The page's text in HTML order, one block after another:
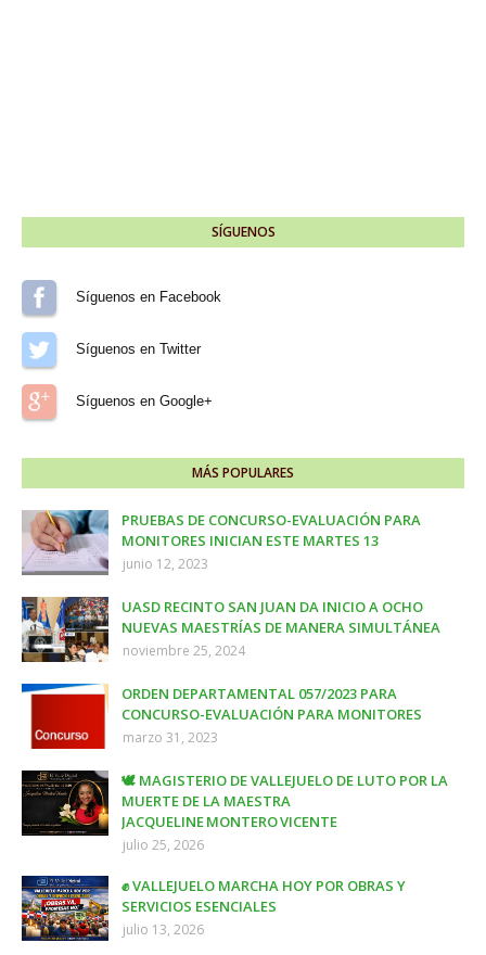
SÍGUENOS
Síguenos en Facebook
Síguenos en Twitter
Síguenos en Google+
MÁS POPULARES
PRUEBAS DE CONCURSO-EVALUACIÓN PARA
MONITORES INICIAN ESTE MARTES 13
junio 12, 2023
UASD RECINTO SAN JUAN DA INICIO A OCHO
NUEVAS MAESTRÍAS DE MANERA SIMULTÁNEA
noviembre 25, 2024
ORDEN DEPARTAMENTAL 057/2023 PARA
CONCURSO-EVALUACIÓN PARA MONITORES
marzo 31, 2023
🕊️ MAGISTERIO DE VALLEJUELO DE LUTO POR LA
MUERTE DE LA MAESTRA
JACQUELINE MONTERO VICENTE
julio 25, 2026
✊ VALLEJUELO MARCHA HOY POR OBRAS Y
SERVICIOS ESENCIALES
julio 13, 2026